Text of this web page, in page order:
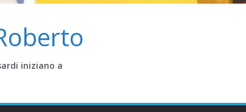
iniziano a